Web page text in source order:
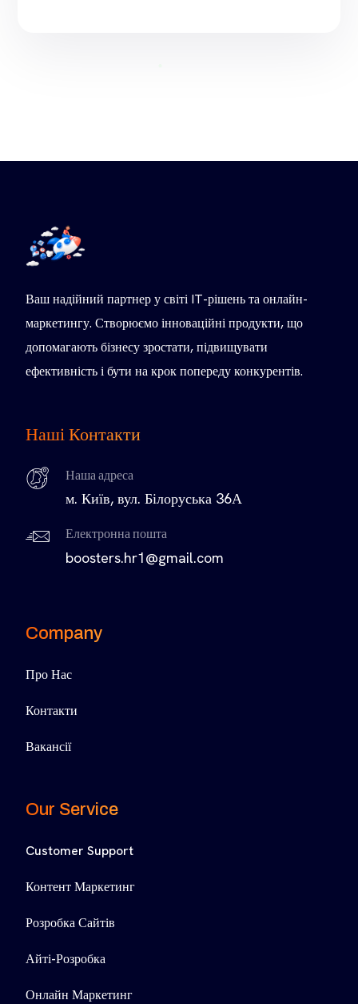
Ваш надійний партнер у світі IT-рішень та онлайн-
маркетингу. Створюємо інноваційні продукти, що
допомагають бізнесу зростати, підвищувати
ефективність і бути на крок попереду конкурентів.
Наші Контакти
Наша адреса
м. Київ, вул. Білоруська 36А
Електронна пошта
boosters.hr1@gmail.com
Company
Про Нас
Контакти
Вакансії
Our Service
Customer Support
Контент Маркетинг
Розробка Сайтів
Айті-Розробка
Онлайн Маркетинг